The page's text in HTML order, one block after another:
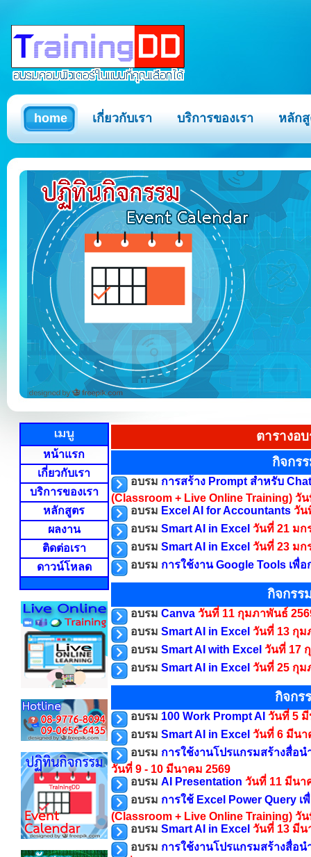
home เกี่ยวกับเรา บริการของเรา หลัก
หน้าแรก
เกี่ยวกับเรา
บริการของเรา
หลักสูตร
ผลงาน
ติดต่อเรา
ดาวน์โหลด
ตารางอ
กิจกร
อบรม การสร้าง Prompt สำหรับ
(Classroom + Live Online Training) วัน
อบรม Excel AI for Accountants วัน
อบรม Smart AI in Excel วันที่ 21 มก
อบรม Smart AI in Excel วันที่ 23 มก
อบรม การใช้งาน Google Tools เพื่
กิจกรร
อบรม Canva วันที่ 11 กุมภาพันธ์
อบรม Smart AI in Excel วันที่ 13 กุม
อบรม Smart AI with Excel วันที่ 17
อบรม Smart AI in Excel วันที่ 25 กุม
กิจกร
อบรม 100 Work Prompt AI วันที่ 5
อบรม Smart AI in Excel วันที่ 6 มีนา
อบรม การใช้งานโปรแกรมสร้างสื่อน
วันที่ 9 - 10 มีนาคม 2569
อบรม AI Presentation วันที่ 11 มีนา
อบรม การใช้ Excel Power Query
(Classroom + Live Online Training) วัน
อบรม Smart AI in Excel วันที่ 13 มีน
อบรม การใช้งานโปรแกรมสร้างสื่อน